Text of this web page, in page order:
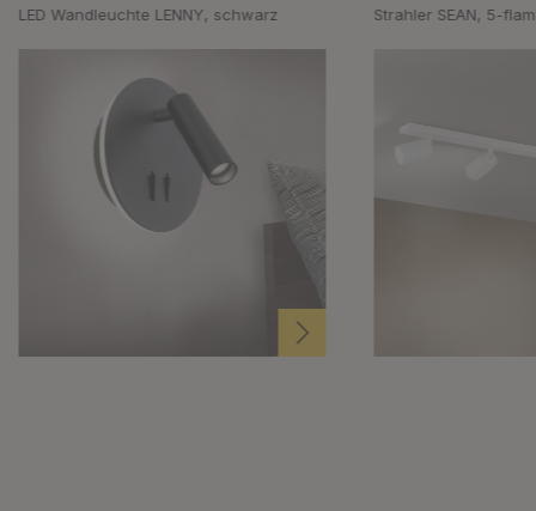
LED Wandleuchte LENNY, schwarz Strahler SEAN, 5-